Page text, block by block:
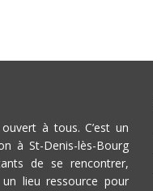
à tous. C’est un
à St-Denis-lès-Bourg
de se rencontrer,
un lieu ressource pour